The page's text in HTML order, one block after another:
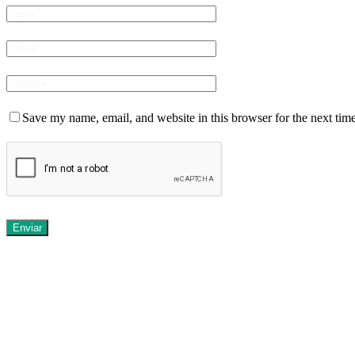
Save my name, email, and website in this browser for the next